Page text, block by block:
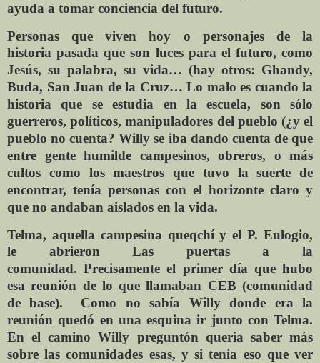
ayuda a tomar conciencia del futuro.
Personas que viven hoy o personajes de la
historiapasada que son luces para el futuro, como
Jesús, su palabra, su vida… (hay otros: Ghandy,
Buda, San Juan de la Cruz… Lo malo es cuando la
historia que se estudia en la escuela, son sólo
guerreros, políticos, manipuladores del pueblo (¿y el
pueblo no cuenta?Willy se iba dando cuenta de que
entre gente humilde campesinos, obreros, o más
cultos como los maestros que tuvo la suerte de
encontrar, tenía personas con el horizonte claro y
que no andaban aislados en la vida.
Telma, aquella campesina queqchí y el P. Eulogio,
le abrieron Las puertas a la
comunidad.Precisamente el primer día que hubo
esa reunión de loque llamaban CEB (comunidad
de base). Como no sabía Willy donde era la
reunión quedó en una esquina ir junto con Telma.
En el camino Willy preguntón quería saber más
sobre las comunidades esas, y si tenía eso que ver